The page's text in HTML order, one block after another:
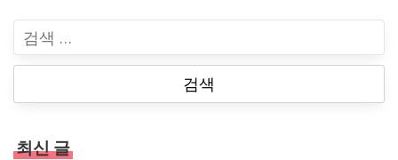
검
색
최신 글